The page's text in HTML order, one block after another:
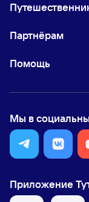
Партнёрам
Помощь
Мы в
Приложение